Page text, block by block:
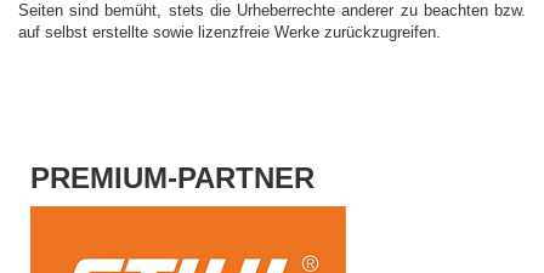
Seiten sind bemüht, stets die Urheberrechte anderer zu beachten bzw.
auf selbst erstellte sowie lizenzfreie Werke zurückzugreifen.
PREMIUM-PARTNER